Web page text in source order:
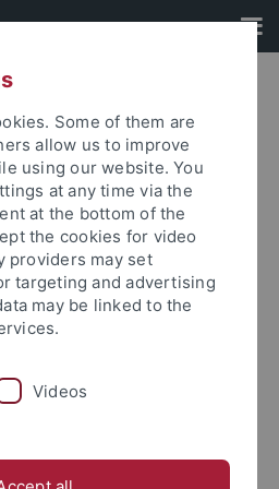
2
aktuell Nr. 1/2019:
Zukunft –
Some of them are
allow us to improve
using our website. You
at any time via the
at the bottom of the
the cookies for video
providers may set
targeting and advertising
may be linked to the
Videos